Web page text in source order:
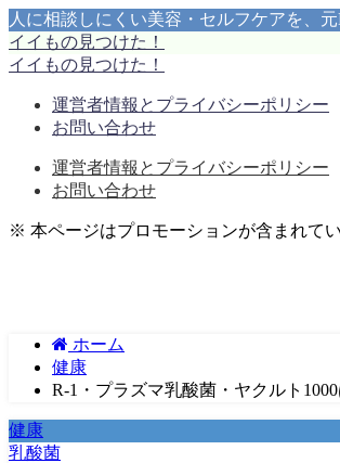
人に相談しにくい美容・セルフケアを、
イイもの見つけた！
イイもの見つけた！
運営者情報とプライバシーポリシー
お問い合わせ
運営者情報とプライバシーポリシー
お問い合わせ
※ 本ページはプロモーションが含まれて
ホーム
健康
R-1・プラズマ乳酸菌・ヤクルト
健康
乳酸菌